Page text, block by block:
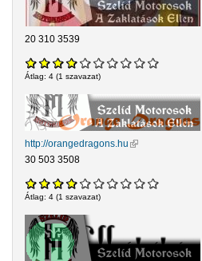
20 310 3539
Átlag: 4 (1 szavazat)
http://orangedragons.hu (külső hivatkozás)
30 503 3508
Átlag: 4 (1 szavazat)